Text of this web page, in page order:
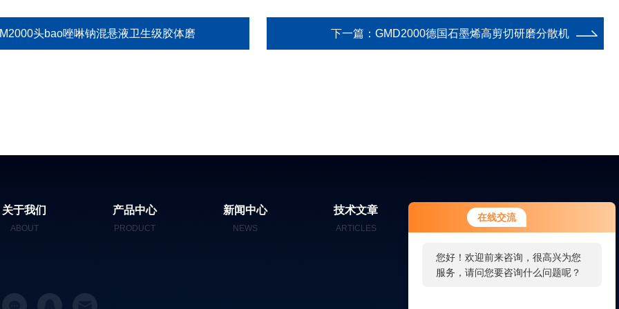
在线交流
您好！欢迎前来咨询，很高兴为您
服务，请问您要咨询什么问题呢？
您好，看您停留很久了，是否找到
了需求产品，您可以直接在线与我
头bao唑啉钠混悬液卫生级胶体磨 下一篇： GMD2000德国石墨烯高剪切研磨分散机
关于我们
ABOUT
产品中心
PRODUCT
新闻中心
NEWS
技术文章
ARTICLES
在线留言
MESSAGES